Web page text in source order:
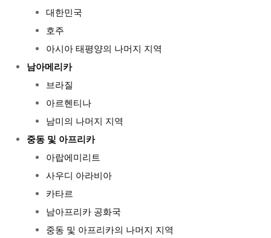
대한민국
호주
아시아 태평양의 나머지 지역
남아메리카
브라질
아르헨티나
남미의 나머지 지역
중동 및 아프리카
아랍에미리트
사우디 아라비아
카타르
남아프리카 공화국
중동 및 아프리카의 나머지 지역